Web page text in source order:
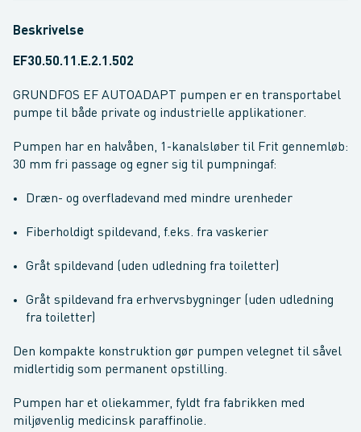
Beskrivelse
EF30.50.11.E.2.1.502
GRUNDFOS EF AUTOADAPT pumpen er en transportabel
pumpe til både private og industrielle applikationer.
Pumpen har en halvåben, 1-kanalsløber til Frit gennemløb:
30 mm fri passage og egner sig til pumpningaf:
Dræn- og overfladevand med mindre urenheder
Fiberholdigt spildevand, f.eks. fra vaskerier
Gråt spildevand (uden udledning fra toiletter)
Gråt spildevand fra erhvervsbygninger (uden udledning
fra toiletter)
Den kompakte konstruktion gør pumpen velegnet til såvel
midlertidig som permanent opstilling.
Pumpen har et oliekammer, fyldt fra fabrikken med
miljøvenlig medicinsk paraffinolie.